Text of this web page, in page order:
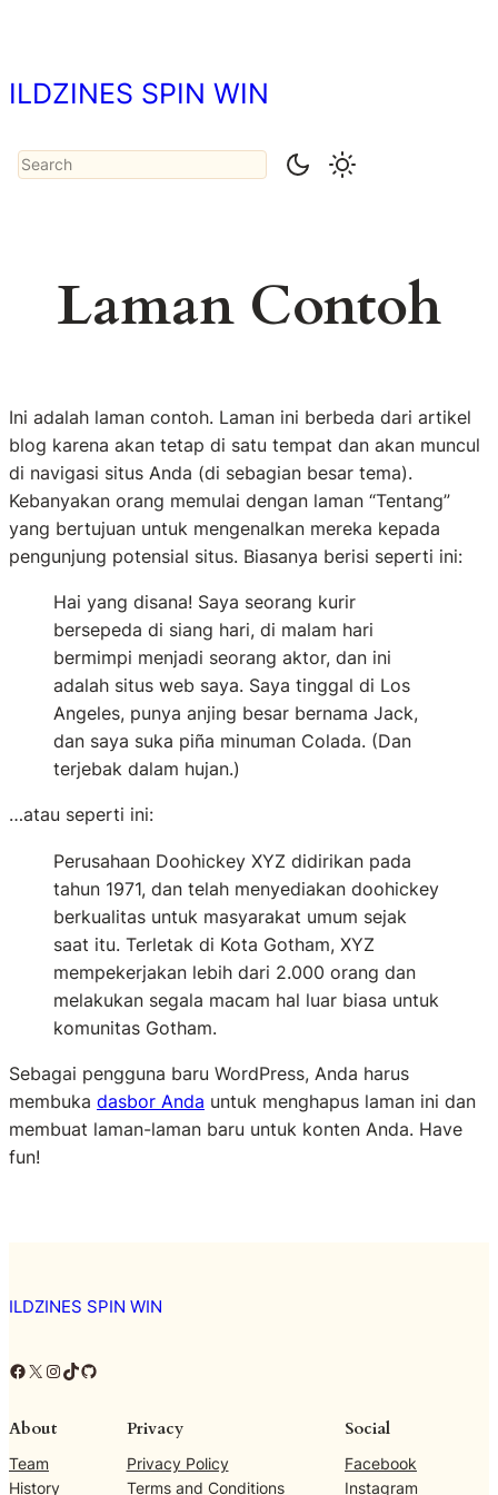
konten
ILDZINES SPIN WIN
Search
Laman Contoh
Ini adalah laman contoh. Laman ini berbeda dari artikel
blog karena akan tetap di satu tempat dan akan muncul
di navigasi situs Anda (di sebagian besar tema).
Kebanyakan orang memulai dengan laman “Tentang”
yang bertujuan untuk mengenalkan mereka kepada
pengunjung potensial situs. Biasanya berisi seperti ini:
Hai yang disana! Saya seorang kurir
bersepeda di siang hari, di malam hari
bermimpi menjadi seorang aktor, dan ini
adalah situs web saya. Saya tinggal di Los
Angeles, punya anjing besar bernama Jack,
dan saya suka piña minuman Colada. (Dan
terjebak dalam hujan.)
…atau seperti ini:
Perusahaan Doohickey XYZ didirikan pada
tahun 1971, dan telah menyediakan doohickey
berkualitas untuk masyarakat umum sejak
saat itu. Terletak di Kota Gotham, XYZ
mempekerjakan lebih dari 2.000 orang dan
melakukan segala macam hal luar biasa untuk
komunitas Gotham.
Sebagai pengguna baru WordPress, Anda harus
membuka dasbor Anda untuk menghapus laman ini dan
membuat laman-laman baru untuk konten Anda. Have
fun!
ILDZINES SPIN WIN
Facebook X Instagram TikTok GitHub
About
Team
History
Privacy
Privacy Policy
Terms and Conditions
Social
Facebook
Instagram